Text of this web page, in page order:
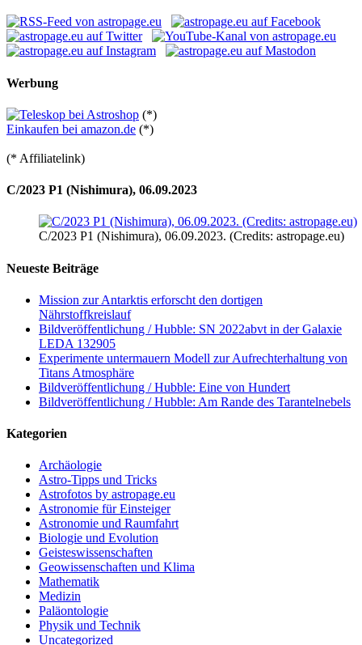
Werbung
(*)
Einkaufen bei amazon.de (*)
(* Affiliatelink)
C/2023 P1 (Nishimura), 06.09.2023
C/2023 P1 (Nishimura), 06.09.2023. (Credits: astropage.eu)
Neueste Beiträge
Mission zur Antarktis erforscht den dortigen
Nährstoffkreislauf
Bildveröffentlichung / Hubble: SN 2022abvt in der Galaxie
LEDA 132905
Experimente untermauern Modell zur Aufrechterhaltung von
Titans Atmosphäre
Bildveröffentlichung / Hubble: Eine von Hundert
Bildveröffentlichung / Hubble: Am Rande des Tarantelnebels
Kategorien
Archäologie
Astro-Tipps und Tricks
Astrofotos by astropage.eu
Astronomie für Einsteiger
Astronomie und Raumfahrt
Biologie und Evolution
Geisteswissenschaften
Geowissenschaften und Klima
Mathematik
Medizin
Paläontologie
Physik und Technik
Uncategorized